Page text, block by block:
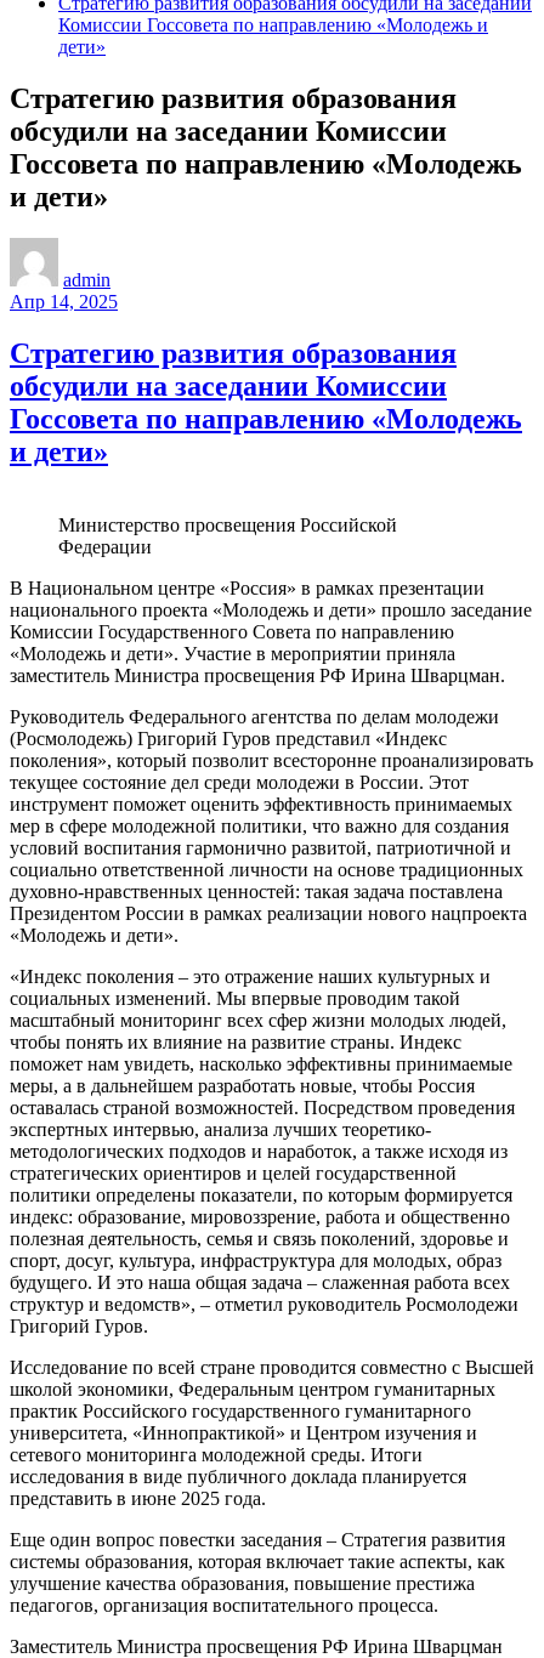
Комиссии Госсовета по направлению «Молодежь и
дети»
Стратегию развития образования
обсудили на заседании Комиссии
Госсовета по направлению «Молодежь
и дети»
admin
Апр 14, 2025
Стратегию развития образования
обсудили на заседании Комиссии
Госсовета по направлению «Молодежь
и дети»
Министерство просвещения Российской
Федерации
В Национальном центре «Россия» в рамках презентации
национального проекта «Молодежь и дети» прошло заседание
Комиссии Государственного Совета по направлению
«Молодежь и дети». Участие в мероприятии приняла
заместитель Министра просвещения РФ Ирина Шварцман.
Руководитель Федерального агентства по делам молодежи
(Росмолодежь) Григорий Гуров представил «Индекс
поколения», который позволит всесторонне проанализировать
текущее состояние дел среди молодежи в России. Этот
инструмент поможет оценить эффективность принимаемых
мер в сфере молодежной политики, что важно для создания
условий воспитания гармонично развитой, патриотичной и
социально ответственной личности на основе традиционных
духовно-нравственных ценностей: такая задача поставлена
Президентом России в рамках реализации нового нацпроекта
«Молодежь и дети».
«Индекс поколения – это отражение наших культурных и
социальных изменений. Мы впервые проводим такой
масштабный мониторинг всех сфер жизни молодых людей,
чтобы понять их влияние на развитие страны. Индекс
поможет нам увидеть, насколько эффективны принимаемые
меры, а в дальнейшем разработать новые, чтобы Россия
оставалась страной возможностей. Посредством проведения
экспертных интервью, анализа лучших теоретико-
методологических подходов и наработок, а также исходя из
стратегических ориентиров и целей государственной
политики определены показатели, по которым формируется
индекс: образование, мировоззрение, работа и общественно
полезная деятельность, семья и связь поколений, здоровье и
спорт, досуг, культура, инфраструктура для молодых, образ
будущего. И это наша общая задача – слаженная работа всех
структур и ведомств», – отметил руководитель Росмолодежи
Григорий Гуров.
Исследование по всей стране проводится совместно с Высшей
школой экономики, Федеральным центром гуманитарных
практик Российского государственного гуманитарного
университета, «Иннопрактикой» и Центром изучения и
сетевого мониторинга молодежной среды. Итоги
исследования в виде публичного доклада планируется
представить в июне 2025 года.
Еще один вопрос повестки заседания – Стратегия развития
системы образования, которая включает такие аспекты, как
улучшение качества образования, повышение престижа
педагогов, организация воспитательного процесса.
Заместитель Министра просвещения РФ Ирина Шварцман